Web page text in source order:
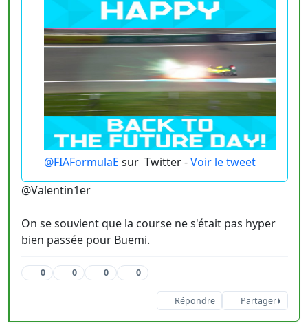
@FIAFormulaE sur Twitter -Voir le tweet
@Valentin1er
On se souvient que la course ne s'était pas hyper
bien passée pour Buemi.
0 0 0 0
Répondre Partager